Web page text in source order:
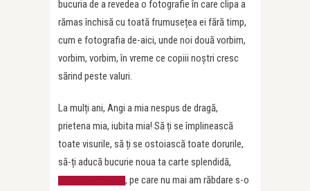
bucuria de a revedea o fotografie în care clipa a
rămas închisă cu toată frumusețea ei fără timp,
cum e fotografia de-aici, unde noi două vorbim,
vorbim, vorbim, în vreme ce copiii noștri cresc
sărind peste valuri.
La mulți ani, Angi a mia nespus de dragă,
prietena mia, iubita mia! Să ți se împlinească
toate visurile, să ți se ostoiască toate dorurile,
să-ți aducă bucurie noua ta carte splendidă,
, pe care nu mai am răbdare s-o